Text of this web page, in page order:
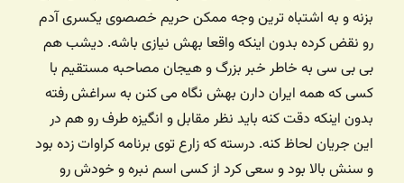
بزنه و به اشتباه ترین وجه ممکن حریم خصصوی یکسری آدم
رو نقض کرده بدون اینکه واقعا بهش نیازی باشه. دیشب هم
بی بی سی به خاطر خبر بزرگ و هیجان مصاحبه مستقیم با
کسی که همه ایران دارن بهش نگاه می کنن به سراغش رفته
بدون اینکه دقت کنه باید نظر مقابل و انگیزه طرف رو هم در
این جریان لحاظ کنه. درسته که زارع توی برنامه کراوات زده بود
و سنش بالا بود و سعی کرد از کسی اسم نبره و خودش رو